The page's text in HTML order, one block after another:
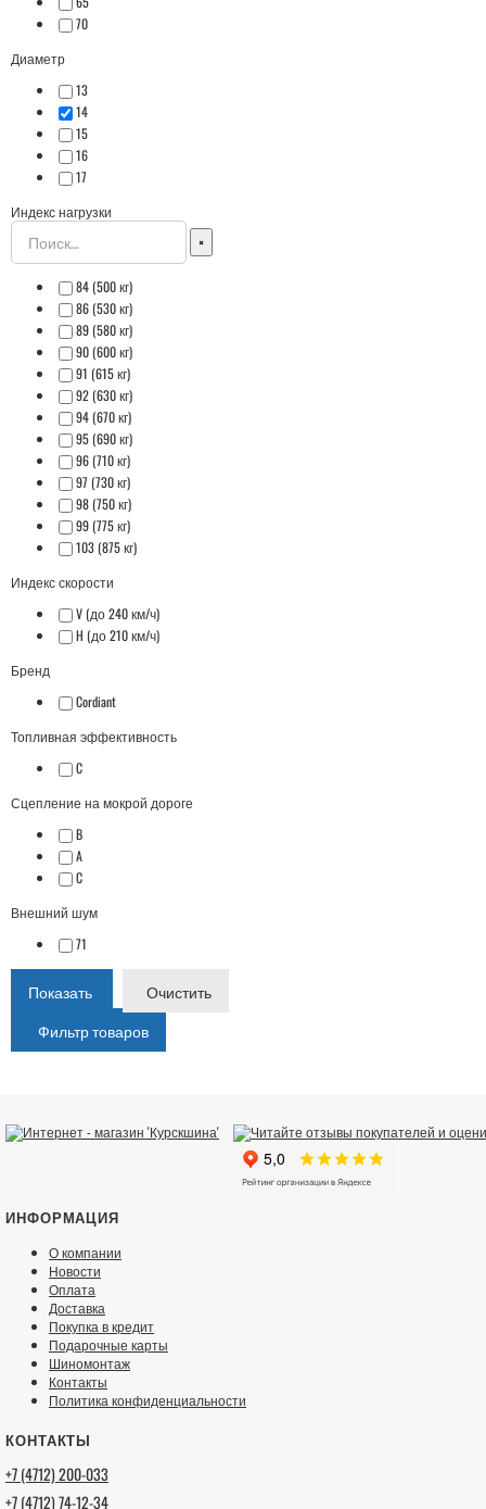
70
Диаметр
13
14
15
16
17
Индекс нагрузки
×
84 (500 кг)
86 (530 кг)
89 (580 кг)
90 (600 кг)
91 (615 кг)
92 (630 кг)
94 (670 кг)
95 (690 кг)
96 (710 кг)
97 (730 кг)
98 (750 кг)
99 (775 кг)
103 (875 кг)
Индекс скорости
V (до 240 км/ч)
H (до 210 км/ч)
Бренд
Cordiant
Топливная эффективность
C
Сцепление на мокрой дороге
B
A
C
Внешний шум
71
Показать
Очистить
Фильтр товаров
ИНФОРМАЦИЯ
О компании
Новости
Оплата
Доставка
Покупка в кредит
Подарочные карты
Шиномонтаж
Контакты
Политика конфиденциальности
КОНТАКТЫ
+7 (4712) 200-033
+7 (4712) 74-12-34